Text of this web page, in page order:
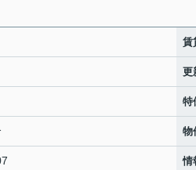
賃
更
特
物
情